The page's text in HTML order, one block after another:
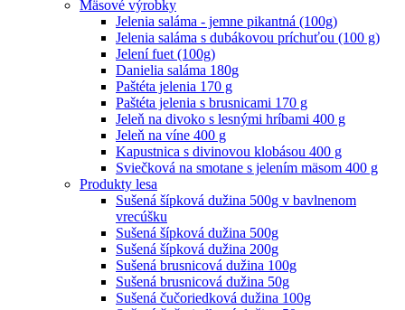
Mäsové výrobky
Jelenia saláma - jemne pikantná (100g)
Jelenia saláma s dubákovou príchuťou (100 g)
Jelení fuet (100g)
Danielia saláma 180g
Paštéta jelenia 170 g
Paštéta jelenia s brusnicami 170 g
Jeleň na divoko s lesnými hríbami 400 g
Jeleň na víne 400 g
Kapustnica s divinovou klobásou 400 g
Sviečková na smotane s jelením mäsom 400 g
Produkty lesa
Sušená šípková dužina 500g v bavlnenom
vrecúšku
Sušená šípková dužina 500g
Sušená šípková dužina 200g
Sušená brusnicová dužina 100g
Sušená brusnicová dužina 50g
Sušená čučoriedková dužina 100g